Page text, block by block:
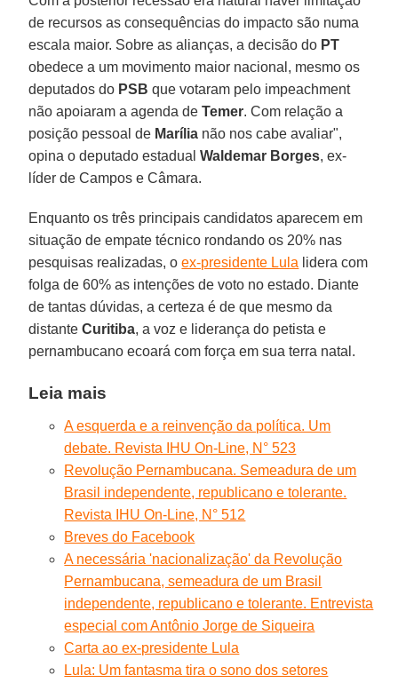
de recursos as consequências do impacto são numa
escala maior. Sobre as alianças, a decisão do PT
obedece a um movimento maior nacional, mesmo os
deputados do PSB que votaram pelo impeachment
não apoiaram a agenda deTemer. Com relação a
posição pessoal de Marília não nos cabe avaliar",
opina o deputado estadualWaldemar Borges, ex-
líder de Campos e Câmara.
Enquanto os três principais candidatos aparecem em
situação de empate técnico rondando os 20% nas
pesquisas realizadas, oex-presidente Lula lidera com
folga de 60% as intenções de voto no estado. Diante
de tantas dúvidas, a certeza é de que mesmo da
distanteCuritiba, a voz e liderança do petista e
pernambucano ecoará com força em sua terra natal.
Leia mais
A esquerda e a reinvenção da política. Um
debate. Revista IHU On-Line, N° 523
Revolução Pernambucana. Semeadura de um
Brasil independente, republicano e tolerante.
Revista IHU On-Line, N° 512
Breves do Facebook
A necessária 'nacionalização' da Revolução
Pernambucana, semeadura de um Brasil
independente, republicano e tolerante. Entrevista
especial com Antônio Jorge de Siqueira
Carta ao ex-presidente Lula
Lula: Um fantasma tira o sono dos setores